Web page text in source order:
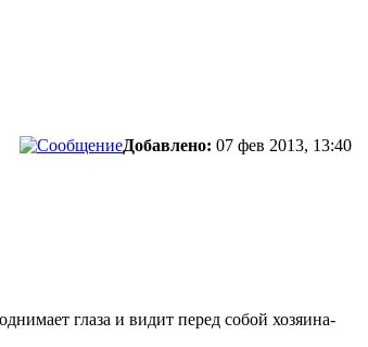
Добавлено: 07 фев 2013, 13:40
глаза и видит перед собой хозяина-